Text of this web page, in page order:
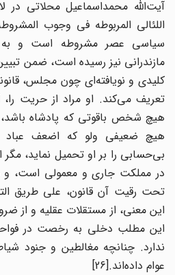
آیت‌الله محمداسماعیل محلاتی در
اللئالی المربوطه فی وجوب
سیاسی عصر مشروطه است و به
مازندرانی نیز رسیده است، ضمن
کلیدی و نویافته‌ای چون مجلس،
تعریف می‌کند. او مراد از حریت را،
هیچ شخص باقوتی که پادشاه باشد،
هیچ ضعیفی ولو که اضعف عباد
بی‌حسابی را بر او تحمیل نماید، مگر
در مملکت جاری و معمولی است، و
تحت رقیت آن قانون، علی طریق
این معنی، از مستقلات عقلیه و از
این مطلب دخلی به رخصت در
ندارد. چنانچه مغالطین و جنود
عوام داده‌‌‌اند.[26]